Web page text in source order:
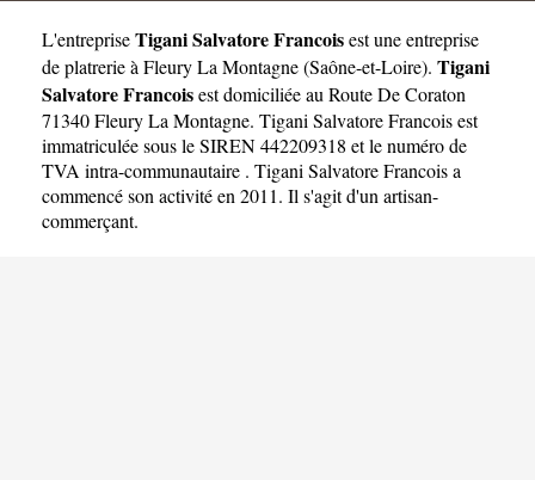
L'entrepriseTigani Salvatore Francoisest uneentreprise
de platrerie à Fleury La Montagne(Saône-et-Loire). Tigani
Salvatore Francoisest domiciliée au Route De Coraton
71340 Fleury La Montagne. Tigani Salvatore Francois est
immatriculée sous le SIREN 442209318 et le numéro de
TVA intra-communautaire . Tigani Salvatore Francois a
commencé son activité en 2011. Il s'agit d'un artisan-
commerçant.